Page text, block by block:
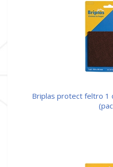
briplas protect feltro 1 quadrado ref.107 cast.